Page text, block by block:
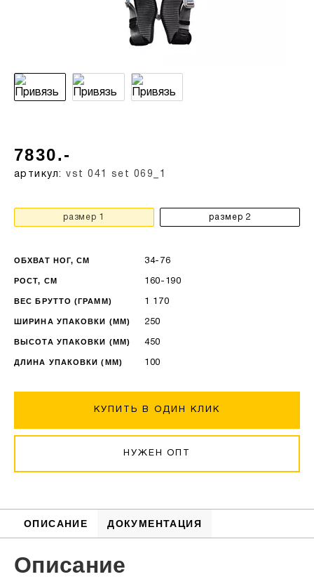
размер 1 размер 2
ОБХВАТ НОГ, CМ 34-76
РОСТ, СМ 160-190
ВЕС БРУТТО (ГРАММ) 1 170
ШИРИНА УПАКОВКИ (ММ) 250
ВЫСОТА УПАКОВКИ (ММ) 450
ДЛИНА УПАКОВКИ (ММ) 100
КУПИТЬ В ОДИН КЛИК
НУЖЕН ОПТ
7830.-
артикул:vst 041 set 069_1
ОПИСАНИЕ ДОКУМЕНТАЦИЯ
Описание